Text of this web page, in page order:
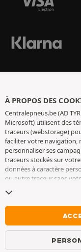
À PROPOS DES
Centralepneus.be (AD
Microsoft) utilisent des
traceurs (webstorage)
faciliter votre navigation,
personnaliser ses
traceurs stockés sur
données à caractère
ou autre traceur sans
conservons votre choix
consentement à tout
. Vous
accepter le dépôt de
obstacle à l’accès aux
vous invitons à consulter